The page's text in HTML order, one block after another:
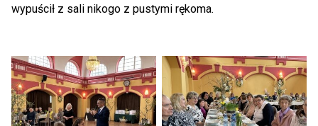
wypuścił z sali nikogo z pustymi rękoma.